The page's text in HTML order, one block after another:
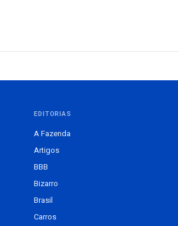
EDITORIAS
A Fazenda
Artigos
BBB
Bizarro
Brasil
Carros